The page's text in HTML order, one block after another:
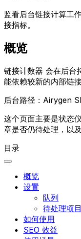
监看后台链接计算工
接指标。
概览
链接计数器 会在后台
能依赖较新的内部链接
后台路径： Airygen
这个页面主要是状态
章是否仍待处理，以
目录
概览
设置
队列
待处理项目
如何使用
SEO 效益